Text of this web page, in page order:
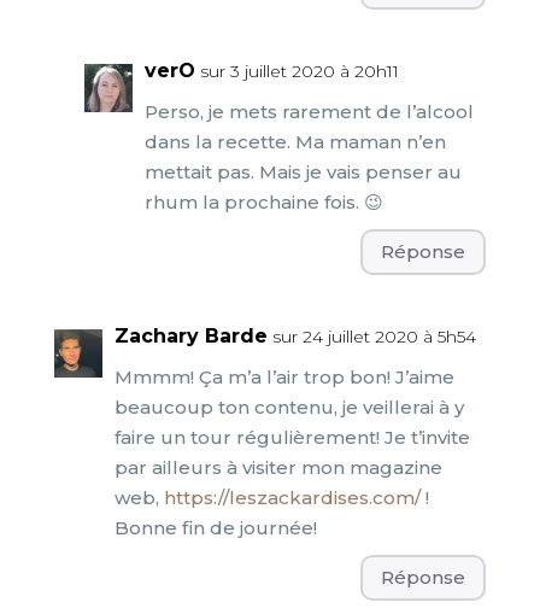
verO sur 3 juillet 2020 à 20h11
Perso, je mets rarement de l’alcool
dans la recette. Ma maman n’en
mettait pas. Mais je vais penser au
rhum la prochaine fois. 😉
Réponse
Zachary Barde sur 24 juillet 2020 à 5h54
Mmmm! Ça m’a l’air trop bon! J’aime
beaucoup ton contenu, je veillerai à y
faire un tour régulièrement! Je t’invite
par ailleurs à visiter mon magazine
web, https://leszackardises.com/!
Bonne fin de journée!
Réponse